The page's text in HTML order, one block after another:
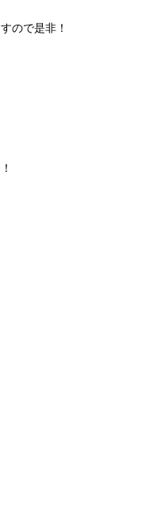
ので是非！